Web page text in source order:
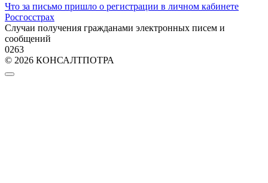
Что за письмо пришло о регистрации в личном кабинете
Росгосстрах
Случаи получения гражданами электронных писем и
сообщений
0263
© 2026 КОНСАЛТПОТРА